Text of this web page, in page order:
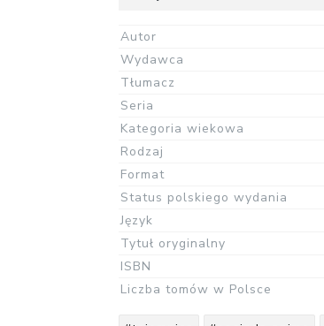
Autor
Wydawca
Tłumacz
Seria
Kategoria wiekowa
Rodzaj
Format
Status polskiego wydania
Język
Tytuł oryginalny
ISBN
Liczba tomów w Polsce